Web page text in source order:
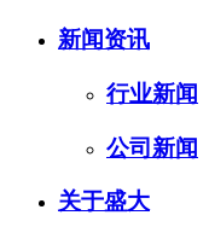
新闻资讯
行业新闻
公司新闻
关于盛大